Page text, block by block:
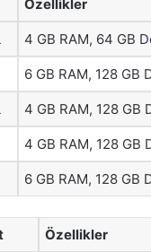
Özellikler
4 GB RAM, 64 GB
6 GB RAM, 128 GB
4 GB RAM, 128 GB
4 GB RAM, 128 GB
6 GB RAM, 128 GB
Özellikler